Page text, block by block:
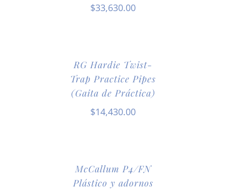
$33,630.00
RG Hardie Twist-
Trap Practice Pipes
(Gaita de Práctica)
$14,430.00
McCallum P4/FN
Plástico y adornos